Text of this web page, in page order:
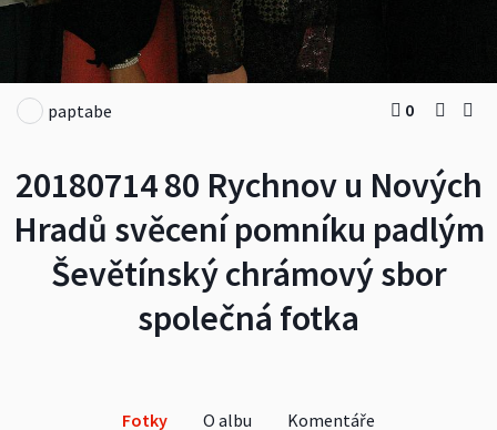
20180714 80 Rychnov u Nových
Hradů svěcení pomníku padlým
Ševětínský chrámový sbor
společná fotka
paptabe 0
Fotky O albu Komentáře